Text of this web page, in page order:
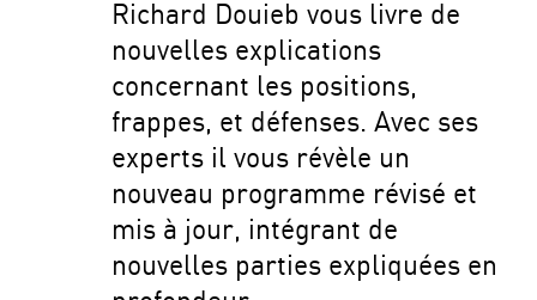
Richard Douieb vous livre de
nouvelles explications
concernant les positions,
frappes, et défenses. Avec ses
experts il vous révèle un
nouveau programme révisé et
mis à jour, intégrant de
nouvelles parties expliquées en